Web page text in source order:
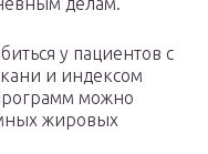
у пациентов с
и индексом
можно
жировых